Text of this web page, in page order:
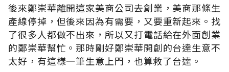
後來鄭崇華離開這家美商公司去創業，美商那條生
產線停掉，但後來因為有需要，又要重新起來。找
了很多人都做不出來，所以又打電話給在外面創業
的鄭崇華幫忙。那時剛好鄭崇華開創的台達生意不
太好，有這樣一筆生意上門，也算救了台達。